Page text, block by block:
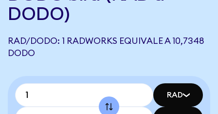
DODO)
RAD/DODO: 1 RADWORKS EQUIVALE A 10,7348
DODO
RAD